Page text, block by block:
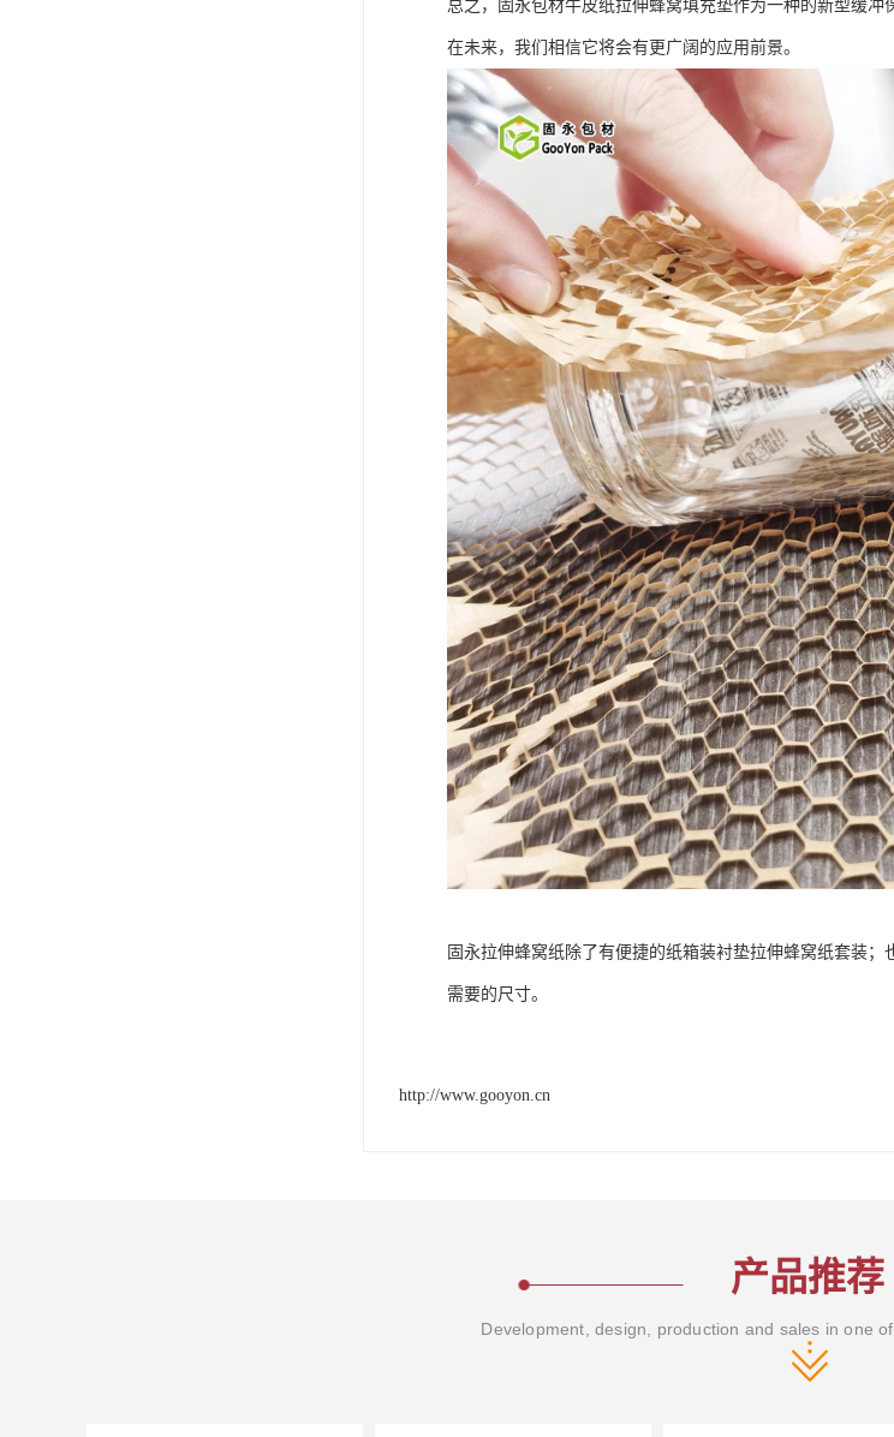
总之，固永包材牛皮纸拉伸蜂窝填充垫作为一种的新型缓
在未来，我们相信它将会有更广阔的应用前景。
固永拉伸蜂窝纸除了有便捷的纸箱装衬垫拉伸蜂窝纸套装
需要的尺寸。
http://www.gooyon.cn
产品推荐
Development, design, production and sales in one